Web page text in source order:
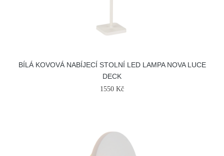
BÍLÁ KOVOVÁ NABÍJECÍ STOLNÍ LED LAMPA NOVA LUCE
DECK
1550 Kč